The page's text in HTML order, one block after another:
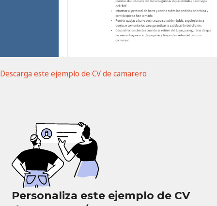
D escarga este ejemplo de CV de camarero
Personaliza este ejemplo de CV